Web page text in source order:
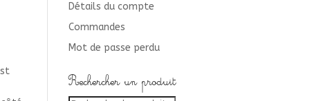
Détails du compte
Commandes
Mot de passe perdu
Rechercher un produit